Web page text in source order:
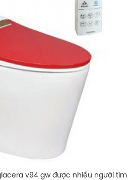
v94 gw được nhiều người tìm